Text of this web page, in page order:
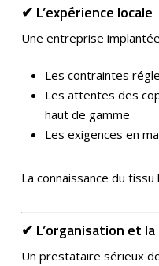
✔ L’expérience locale
Une entreprise
Les contraintes
Les attentes des
haut de gamme
Les exigences en
La connaissance du
✔ L’organisation et
Un prestataire sérieux